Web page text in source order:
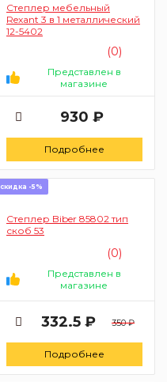
Степлер мебельный
Rexant 3 в 1 металлический
12-5402
(0)
Представлен в
магазине
930 ₽
Подробнее
скидка -5%
Степлер Biber 85802 тип
скоб 53
(0)
Представлен в
магазине
332.5 ₽ 350 ₽
Подробнее